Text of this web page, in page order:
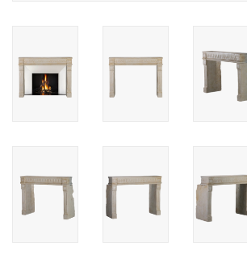
Login